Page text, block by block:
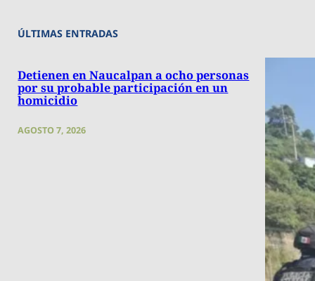
ÚLTIMAS ENTRADAS
Detienen en Naucalpan a ocho personas
por su probable participación en un
homicidio
AGOSTO 7, 2026